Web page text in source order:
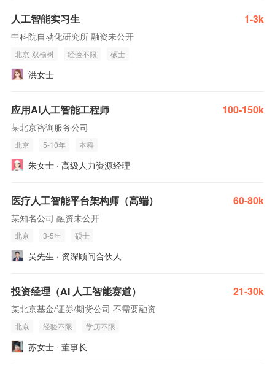
人工智能实习生 1-3k
中科院自动化研究所 融资未公开
北京-双榆树 经验不限 硕士
洪女士
应用AI人工智能工程师 100-150k
某北京咨询服务公司
北京 5-10年 本科
朱女士 · 高级人力资源经理
医疗人工智能平台架构师（高端） 60-80k
某知名公司 融资未公开
北京 3-5年 硕士
吴先生 · 资深顾问合伙人
投资经理（AI 人工智能赛道） 21-30k
某北京基金/证券/期货公司 不需要融资
北京 经验不限 学历不限
苏女士 · 董事长